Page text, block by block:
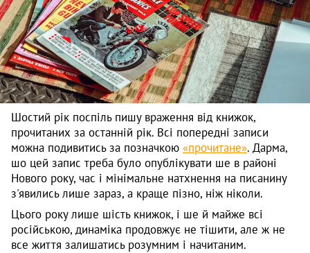
Шостий рік поспіль пишу враження від книжок,
прочитаних за останній рік. Всі попередні записи
можна подивитись за позначкою «прочитане». Дарма,
шо цей запис треба було опублікувати ше в районі
Нового року, час і мінімальне натхнення на писанину
з'явились лише зараз, а краще пізно, ніж ніколи.
Цього року лише шість книжок, і ше й майже всі
російською, динаміка продовжує не тішити, але ж не
все життя залишатись розумним і начитаним.